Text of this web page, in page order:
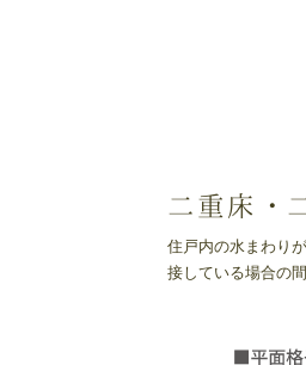
二重床・
住戸内の水まわり
接している場合の